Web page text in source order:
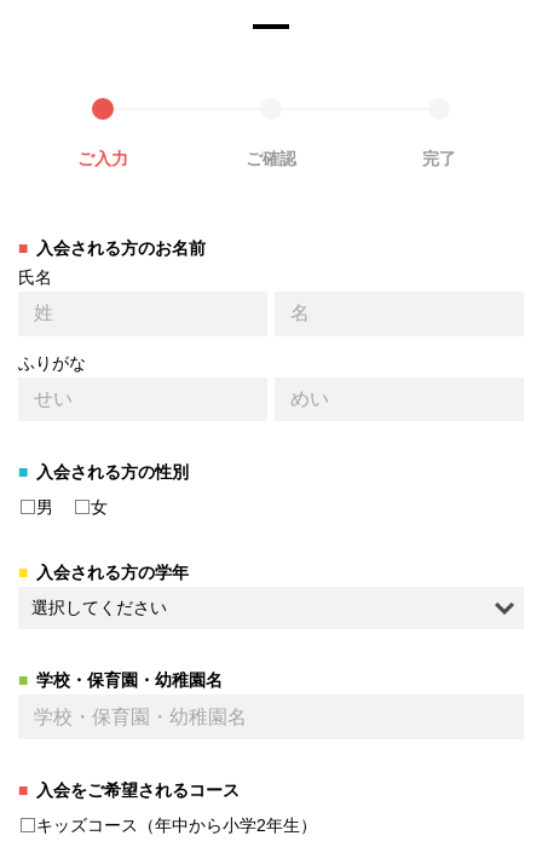
ご入力 ご確認 完了
入会される方のお名前
氏名
ふりがな
入会される方の性別
男
女
入会される方の学年
学校・保育園・幼稚園名
入会をご希望されるコース
キッズコース（年中から小学2年生）